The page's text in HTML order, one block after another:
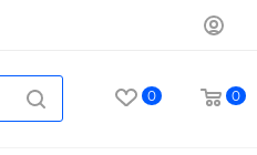
0 0